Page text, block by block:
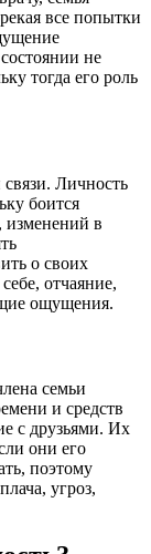
все попытки
не
тогда его роль
Личность
боится
изменений в
о своих
отчаяние,
ощущения.
семьи
и средств
с друзьями. Их
они его
поэтому
угроз,